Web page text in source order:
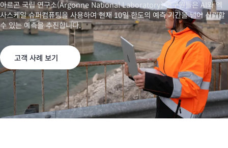
아르곤 국립 연구소(Argonne National Laboratory) 연구원들은 AI와 엑
사스케일 슈퍼컴퓨팅을 사용하여 현재 10일 한도의 예측 기간을 넘어 신뢰할
수 있는 예측을 추진합니다.
고객 사례 보기